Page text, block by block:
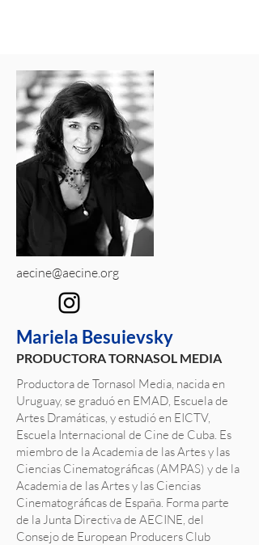
aecine@aecine.org
Mariela Besuievsky
PRODUCTORA TORNASOL MEDIA
Productora de Tornasol Media, nacida en
Uruguay, se graduó en EMAD, Escuela de
Artes Dramáticas, y estudió en EICTV,
Escuela Internacional de Cine de Cuba. Es
miembro de la Academia de las Artes y las
Ciencias Cinematográficas (AMPAS) y de la
Academia de las Artes y las Ciencias
Cinematográficas de España. Forma parte
de la Junta Directiva de AECINE, del
Consejo de European Producers Club